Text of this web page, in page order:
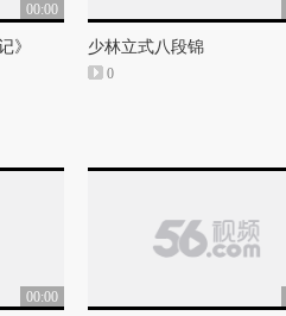
00:00
》 少林立式八段锦
0
00:00